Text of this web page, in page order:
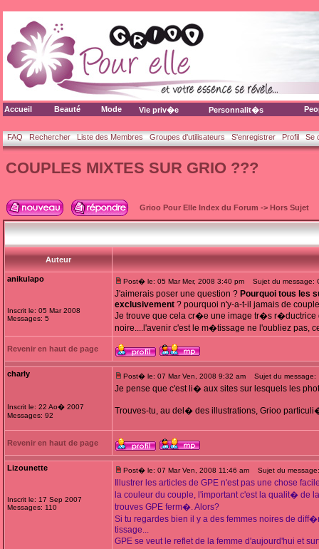
Accueil Beauté Mode Vie priv�e Personnalit�s
FAQ Rechercher Liste des Membres Groupes d'utilisateurs S'enregistrer Profil Se
COUPLES MIXTES SUR GRIO ???
Grioo Pour Elle Index du Forum -> Hors Sujet
Auteur
anikulapo
Inscrit le: 05 Mar 2008
Messages: 5
Post� le: 05 Mar Mer, 2008 3:40 pm Sujet du message:
J'aimerais poser une question ? Pourquoi tous les
exclusivement ? pourquoi n'y-a-t-il jamais de
Je trouve que cela cr�e une image tr�s r�ductrice
noire....l'avenir c'est le m�tissage ne l'oubliez pas,
Revenir en haut de page
charly
Inscrit le: 22 Ao� 2007
Messages: 92
Post� le: 07 Mar Ven, 2008 9:32 am Sujet du message:
Je pense que c'est li� aux sites sur lesquels les
Trouves-tu, au del� des illustrations, Grioo
Revenir en haut de page
Lizounette
Inscrit le: 17 Sep 2007
Messages: 110
Post� le: 07 Mar Ven, 2008 11:46 am Sujet du message:
Illustrer les articles de GPE n'est pas une chose
la couleur du couple, l'important c'est la qualit� de
trouves GPE ferm�. Alors?
Si tu regardes bien il y a des femmes noires de
tissage...
GPE se veut le reflet de la femme d'aujourd'hui et